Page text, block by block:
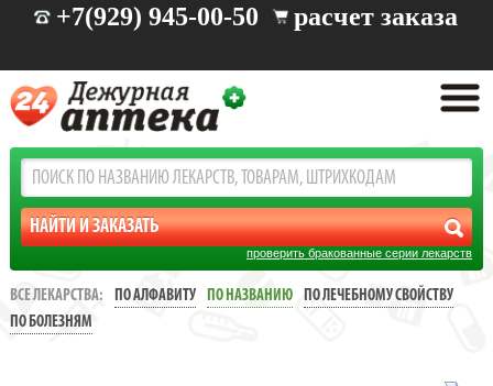
+7(929) 945-00-50 расчет заказа
проверить бракованные серии лекарств
ВСЕ ЛЕКАРСТВА: ПО АЛФАВИТУ ПО НАЗВАНИЮ
ПО ЛЕЧЕБНОМУ СВОЙСТВУ
ПО БОЛЕЗНЯМ